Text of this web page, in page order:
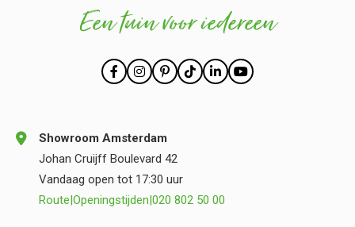
Een tuin voor iedereen
Showroom Amsterdam
Johan Cruijff Boulevard 42
Vandaag open tot 17:30 uur
Route|Openingstijden|020 802 50 00